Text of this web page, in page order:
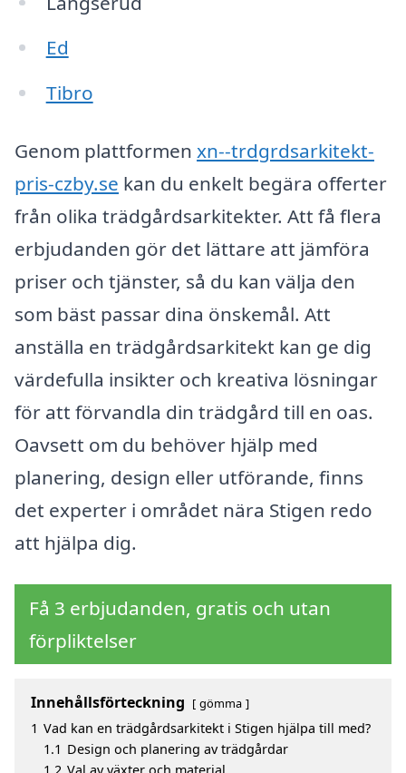
Ed
Tibro
Genom plattformen xn--trdgrdsarkitekt-
pris-czby.se kan du enkelt begära offerter
från olika trädgårdsarkitekter. Att få flera
erbjudanden gör det lättare att jämföra
priser och tjänster, så du kan välja den
som bäst passar dina önskemål. Att
anställa en trädgårdsarkitekt kan ge dig
värdefulla insikter och kreativa lösningar
för att förvandla din trädgård till en oas.
Oavsett om du behöver hjälp med
planering, design eller utförande, finns
det experter i området nära Stigen redo
att hjälpa dig.
Få 3 erbjudanden, gratis och utan
förpliktelser
Innehållsförteckning gömma
1 Vad kan en trädgårdsarkitekt i Stigen hjälpa till med?
1.1 Design och planering av trädgårdar
1.2 Val av växter och material